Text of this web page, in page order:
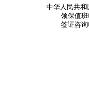
中华人民共和
领保值班
签证咨询